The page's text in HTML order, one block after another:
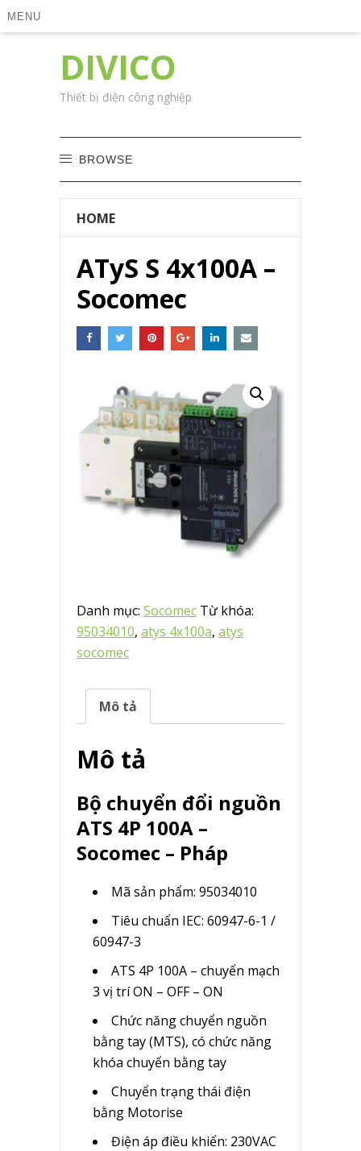
MENU
DIVICO
Thiết bị điện công nghiệp
BROWSE
HOME
ATyS S 4x100A –
Socomec
Danh mục: Socomec Từ khóa:
95034010, atys 4x100a, atys
socomec
Mô tả
Mô tả
Bộ chuyển đổi nguồn
ATS 4P 100A –
Socomec – Pháp
Mã sản phẩm: 95034010
Tiêu chuẩn IEC: 60947-6-1 /
60947-3
ATS 4P 100A – chuyển mạch
3 vị trí ON – OFF – ON
Chức năng chuyển nguồn
bằng tay (MTS), có chức năng
khóa chuyển bằng tay
Chuyển trạng thái điện
bằng Motorise
Điện áp điều khiển: 230VAC